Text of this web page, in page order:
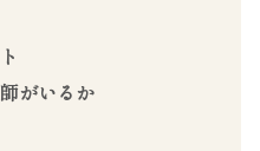
がいるか